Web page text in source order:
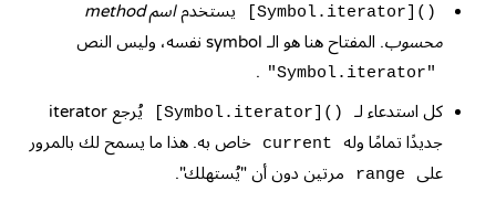
[Symbol.iterator]() يستخدم
اسم method
محسوب. المفتاح هنا هو الـ symbol نفسه، وليس النص
"Symbol.iterator"
.
كل استدعاء لـ
[Symbol.iterator]()
يُرجع iterator
جديدًا تمامًا وله
current
خاص به. هذا ما يسمح لك بالمرور
على
range
مرتين دون أن "يُستهلك".